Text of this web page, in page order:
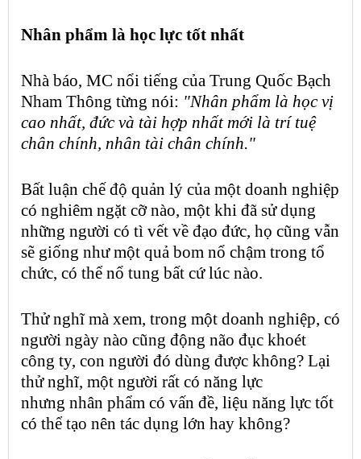
Nhân phẩm là học lực tốt nhất
Nhà báo, MC nổi tiếng của Trung Quốc Bạch
Nham Thông từng nói: "Nhân phẩm là học vị
cao nhất, đức và tài hợp nhất mới là trí tuệ
chân chính, nhân tài chân chính."
Bất luận chế độ quản lý của một doanh nghiệp
có nghiêm ngặt cỡ nào, một khi đã sử dụng
những người có tì vết về đạo đức, họ cũng vẫn
sẽ giống như một quả bom nổ chậm trong tổ
chức, có thể nổ tung bất cứ lúc nào.
Thử nghĩ mà xem, trong một doanh nghiệp, có
người ngày nào cũng động não đục khoét
công ty, con người đó dùng được không? Lại
thử nghĩ, một người rất có năng lực
nhưng nhân phẩm có vấn đề, liệu năng lực tốt
có thể tạo nên tác dụng lớn hay không?